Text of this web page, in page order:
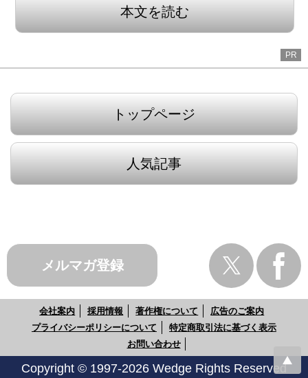
本文を読む
PR
トップページ
人気記事
メルマガ登録
会社案内 採用情報 著作権について
広告のご案内
プライバシーポリシーについて
特定商取引法に基づく表示
お問い合わせ
Copyright © 1997-2026 Wedge Rights Reserved